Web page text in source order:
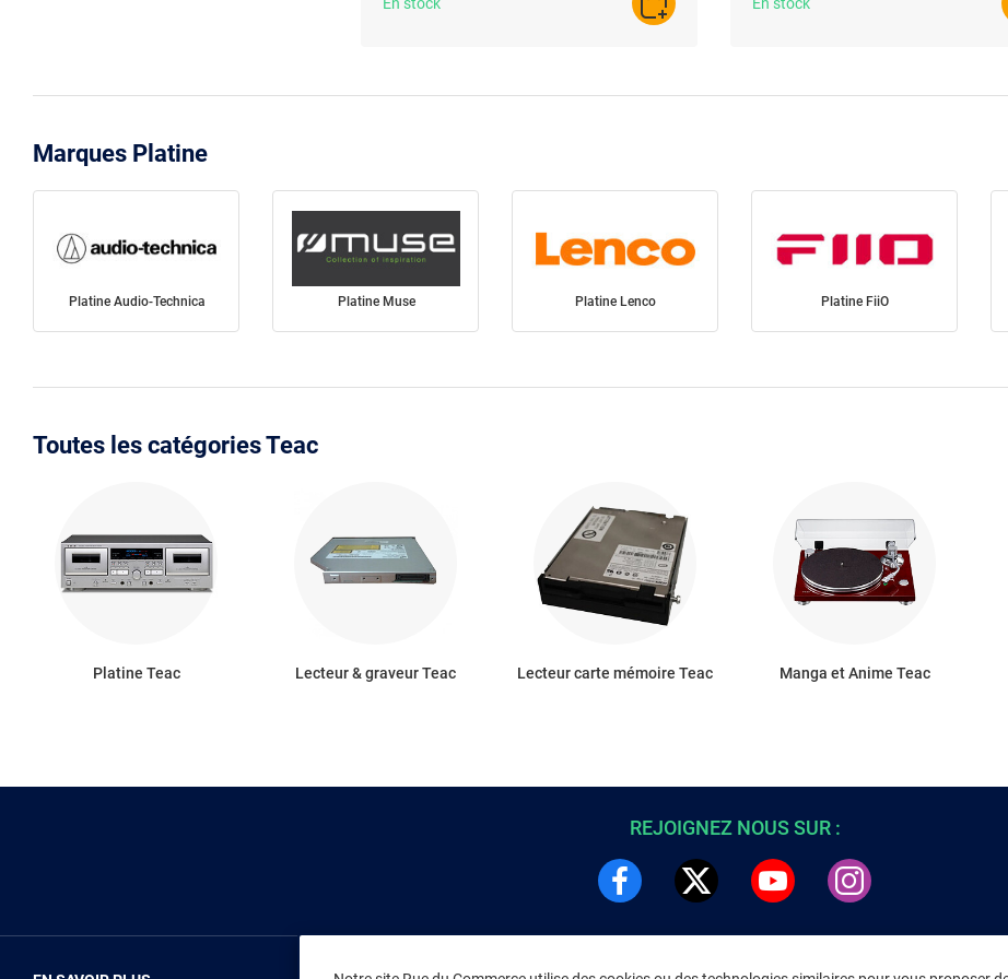
En stock
AJOUTER AU PANIER
En stock
Marques Platine
Platine Audio-Technica Platine Muse Platine Lenco Platine FiiO
Toutes les catégories Teac
Platine Teac Lecteur & graveur Teac Lecteur carte mémoire Teac Manga et Anime Teac
REJOIGNEZ NOUS SUR :